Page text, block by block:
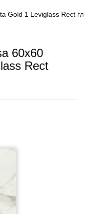
Gold 1 Leviglass Rect
60x60
Rect